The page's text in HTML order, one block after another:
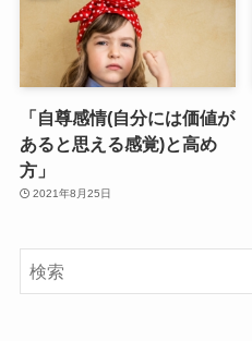
「自尊感情(自分には価値が
あると思える感覚)と高め
方」
2021年8月25日